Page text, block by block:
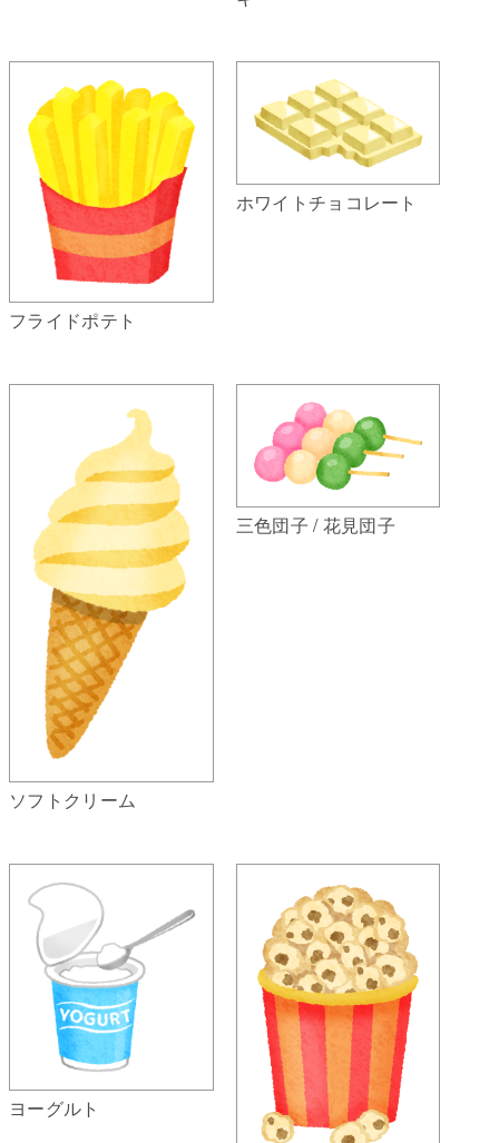
フライドポテト
ホワイトチョコレート
ソフトクリーム
三色団子 / 花見団子
ヨーグルト